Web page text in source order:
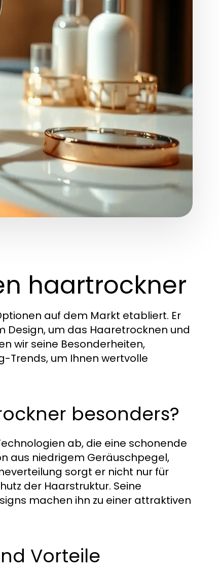
haartrockner
auf dem Markt etabliert. Er
um das Haaretrocknen und
wir seine Besonderheiten,
Trends, um Ihnen wertvolle
besonders?
ab, die eine schonende
aus niedrigem Geräuschpegel,
sorgt er nicht nur für
der Haarstruktur. Seine
machen ihn zu einer attraktiven
Vorteile